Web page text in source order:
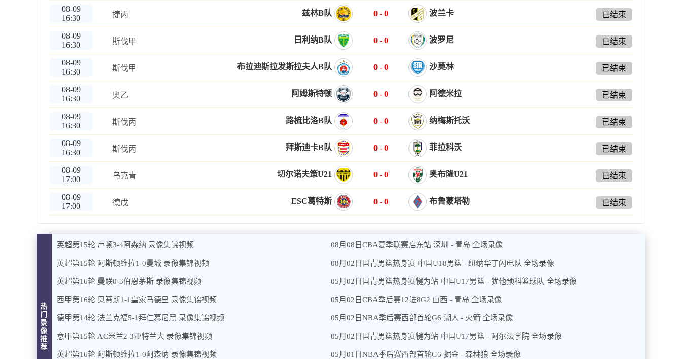
08-09
16:30
捷丙 兹林B队 0 - 0 波兰卡 已结束
08-09
16:30
斯伐甲 日利纳B队 0 - 0 波罗尼 已结束
08-09
16:30
斯伐甲 布拉迪斯拉发斯拉夫人B队 0 - 0 沙莫林 已结束
08-09
16:30
奥乙 阿姆斯特顿 0 - 0 阿德米拉 已结束
08-09
16:30
斯伐丙 路梳比洛B队 0 - 0 纳梅斯托沃 已结束
08-09
16:30
斯伐丙 拜斯迪卡B队 0 - 0 菲拉科沃 已结束
08-09
17:00
乌克青 切尔诺夫策U21 0 - 0 奥布隆U21 已结束
08-09
17:00
德戊 ESC葛特斯 0 - 0 布鲁蒙塔勒 已结束
热
门
录
像
推
荐
英超第15轮 卢顿3-4阿森纳 录像集锦视频
英超第15轮 阿斯顿维拉1-0曼城 录像集锦视频
英超第16轮 曼联0-3伯恩茅斯 录像集锦视频
西甲第16轮 贝蒂斯1-1皇家马德里 录像集锦视频
德甲第14轮 法兰克福5-1拜仁慕尼黑 录像集锦视频
意甲第15轮 AC米兰2-3亚特兰大 录像集锦视频
英超第16轮 阿斯顿维拉1-0阿森纳 录像集锦视频
08月08日CBA夏季联赛启东站 深圳 - 青岛 全场录像
08月02日国青男篮热身赛 中国U18男篮 - 纽纳华丁闪电队 全场录像
05月02日国青男篮热身赛犍为站 中国U17男篮 - 犹他预科篮球队 全场录像
05月02日CBA季后赛12进8G2 山西 - 青岛 全场录像
05月02日NBA季后赛西部首轮G6 湖人 - 火箭 全场录像
05月02日国青男篮热身赛犍为站 中国U17男篮 - 阿尔法学院 全场录像
05月01日NBA季后赛西部首轮G6 掘金 - 森林狼 全场录像